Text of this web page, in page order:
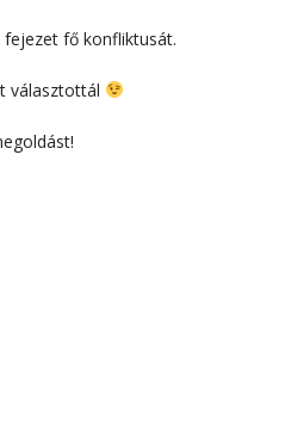
fejezet fő konfliktusát.
választottál